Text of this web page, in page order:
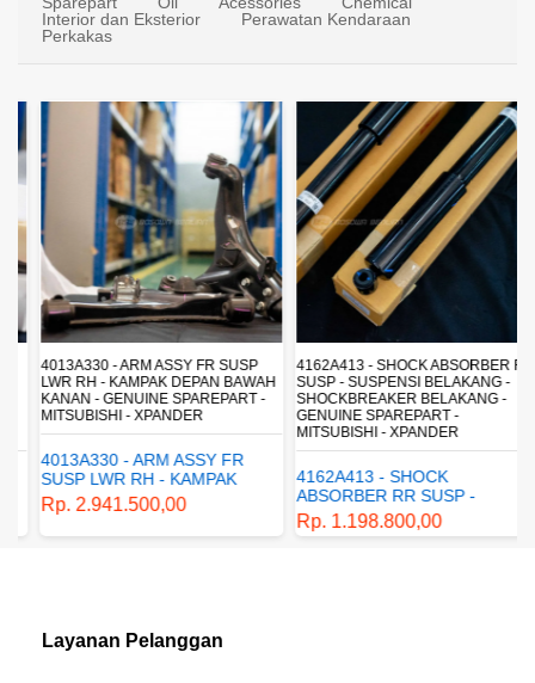
Interior dan Eksterior
Perawatan Kendaraan
Perkakas
4013A330 - ARM ASSY FR SUSP
LWR RH - KAMPAK DEPAN BAWAH
KANAN - GENUINE SPAREPART -
MITSUBISHI - XPANDER
4013A330 - ARM ASSY FR
SUSP LWR RH - KAMPAK
DEPAN BAWAH KANAN -
GENUINE SPAREPART -
MITSUBISHI - XPANDER
Rp. 2.941.500,00
4162A413 - SHOCK ABSORBER RR
SUSP - SUSPENSI BELAKANG -
SHOCKBREAKER BELAKANG -
GENUINE SPAREPART -
MITSUBISHI - XPANDER
4162A413 - SHOCK
ABSORBER RR SUSP -
SUSPENSI BELAKANG -
SHOCKBREAKER BELAKANG
Rp. 1.198.800,00
Layanan Pelanggan